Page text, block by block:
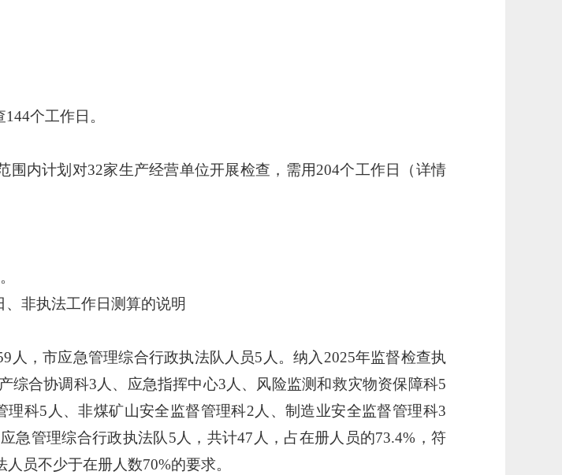
144个工作日。
围内计划对32家生产经营单位开展检查，需用204个工作日（详情
非执法工作日测算的说明
人，市应急管理综合行政执法队人员5人。纳入2025年监督检查执
综合协调科3人、应急指挥中心3人、风险监测和救灾物资保障科5
科5人、非煤矿山安全监督管理科2人、制造业安全监督管理科3
急管理综合行政执法队5人，共计47人，占在册人员的73.4%，符
员不少于在册人数70%的要求。